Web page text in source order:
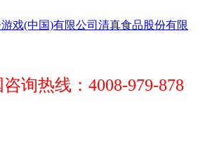
询热线：4008-979-878